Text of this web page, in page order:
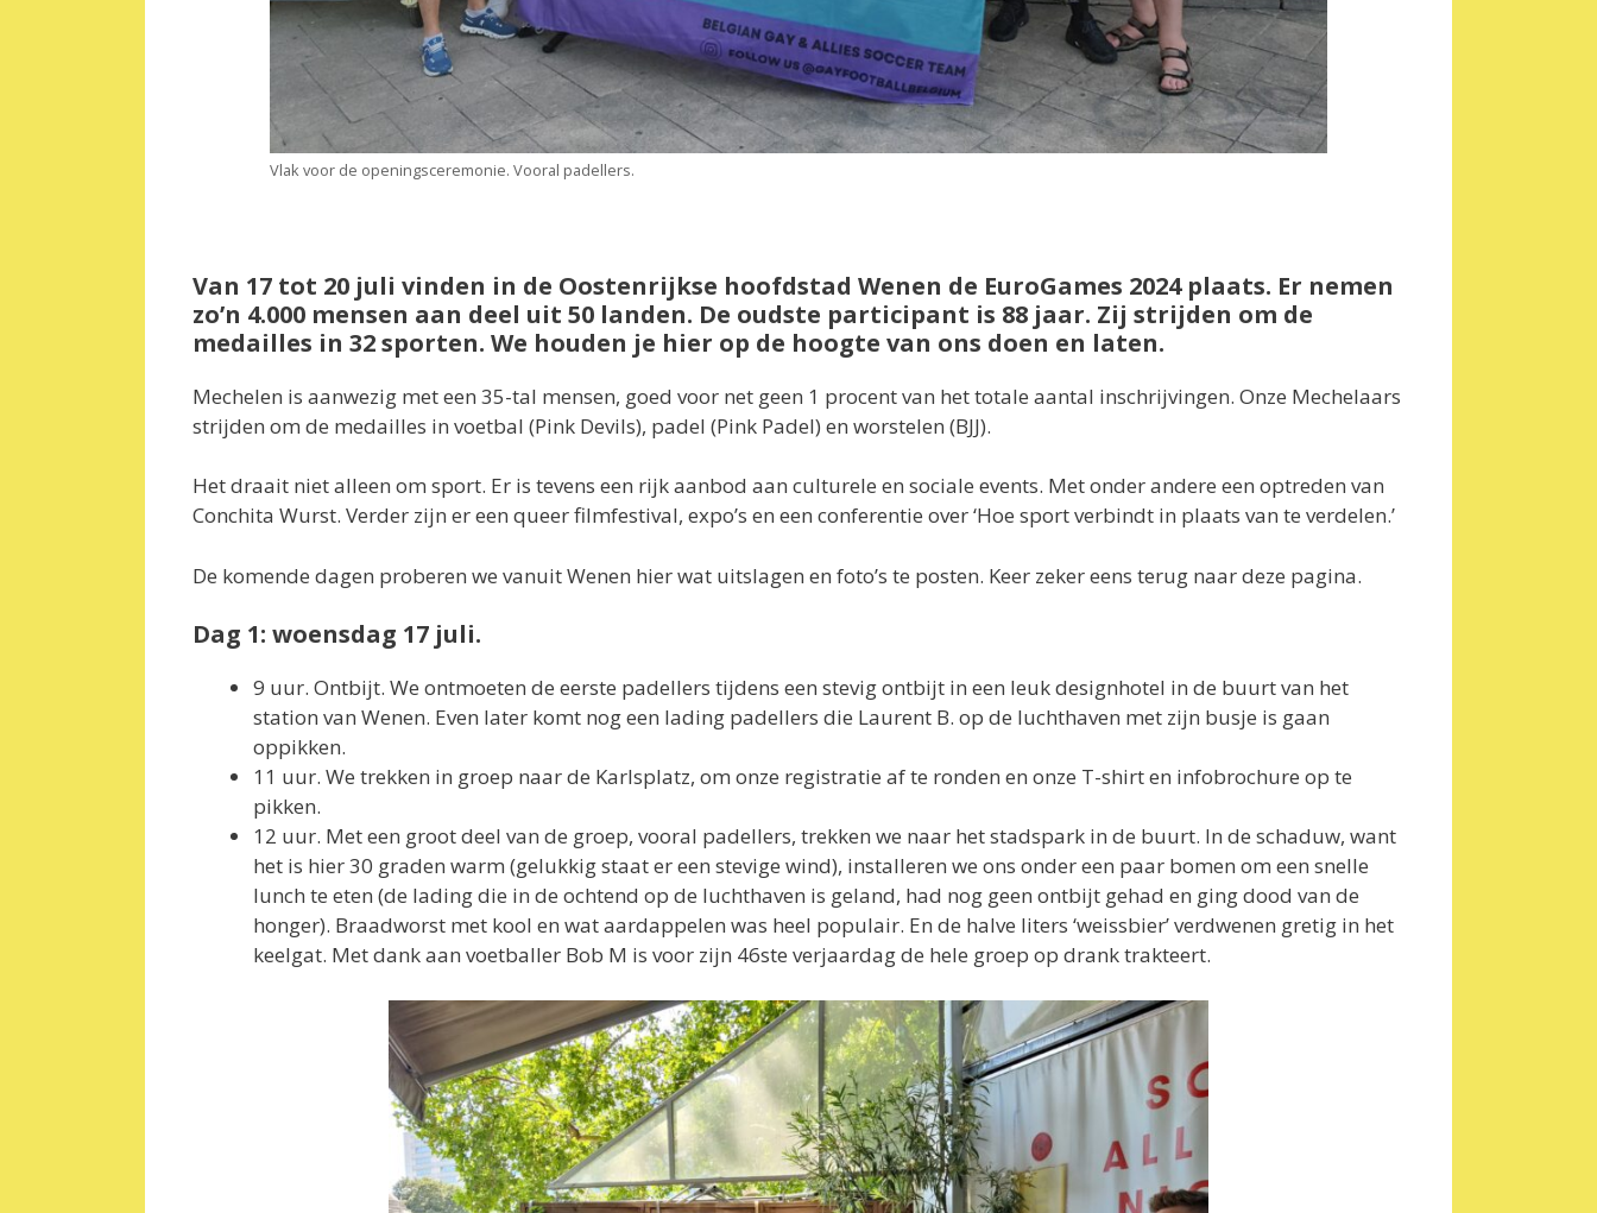
Vlak voor de openingsceremonie. Vooral padellers.
Van 17 tot 20 juli vinden in de Oostenrijkse hoofdstad Wenen de EuroGames 2024 plaats. Er nemen
zo’n 4.000 mensen aan deel uit 50 landen. De oudste participant is 88 jaar. Zij strijden om de
medailles in 32 sporten. We houden je hier op de hoogte van ons doen en laten.
Mechelen is aanwezig met een 35-tal mensen, goed voor net geen 1 procent van het totale aantal inschrijvingen. Onze Mechelaars
strijden om de medailles in voetbal (Pink Devils), padel (Pink Padel) en worstelen (BJJ).
Het draait niet alleen om sport. Er is tevens een rijk aanbod aan culturele en sociale events. Met onder andere een optreden van
Conchita Wurst. Verder zijn er een queer filmfestival, expo’s en een conferentie over ‘Hoe sport verbindt in plaats van te verdelen.’
De komende dagen proberen we vanuit Wenen hier wat uitslagen en foto’s te posten. Keer zeker eens terug naar deze pagina.
Dag 1: woensdag 17 juli.
9 uur. Ontbijt. We ontmoeten de eerste padellers tijdens een stevig ontbijt in een leuk designhotel in de buurt van het
station van Wenen. Even later komt nog een lading padellers die Laurent B. op de luchthaven met zijn busje is gaan
oppikken.
11 uur. We trekken in groep naar de Karlsplatz, om onze registratie af te ronden en onze T-shirt en infobrochure op te
pikken.
12 uur. Met een groot deel van de groep, vooral padellers, trekken we naar het stadspark in de buurt. In de schaduw, want
het is hier 30 graden warm (gelukkig staat er een stevige wind), installeren we ons onder een paar bomen om een snelle
lunch te eten (de lading die in de ochtend op de luchthaven is geland, had nog geen ontbijt gehad en ging dood van de
honger). Braadworst met kool en wat aardappelen was heel populair. En de halve liters ‘weissbier’ verdwenen gretig in het
keelgat. Met dank aan voetballer Bob M is voor zijn 46ste verjaardag de hele groep op drank trakteert.